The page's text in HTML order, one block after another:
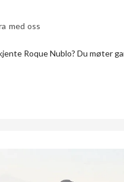
med oss
Roque Nublo? Du møter